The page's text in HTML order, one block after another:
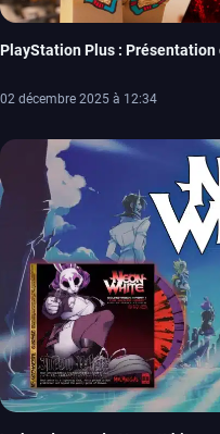
PlayStation Plus : Présentation
02 décembre 2025 à 12:34